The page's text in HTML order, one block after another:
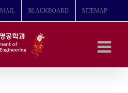
BLACKBOARD SITEMAP